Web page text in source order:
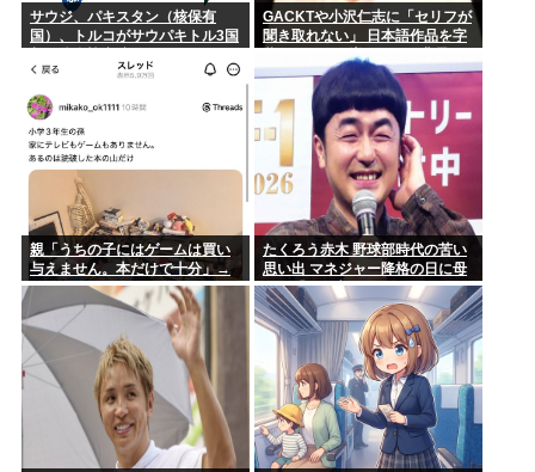
サウジ、パキスタン（核保有
国）、トルコがサウパキトル3国
GACKTや小沢仁志に「セリフが
聞き取れない」 日本語作品を字
幕で見る人が増えている背景
親「うちの子にはゲームは買い
与えません。本だけで十分」→
結果
たくろう赤木 野球部時代の苦い
思い出 マネジャー降格の日に母
が…「何も言えなくて」